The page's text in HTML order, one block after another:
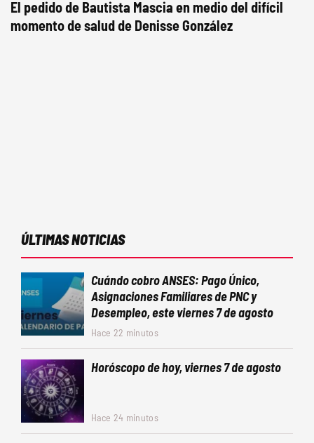
El pedido de Bautista Mascia en medio del difícil
momento de salud de Denisse González
ÚLTIMAS NOTICIAS
Cuándo cobro ANSES: Pago Único,
Asignaciones Familiares de PNC y
Desempleo, este viernes 7 de agosto
Hace 22 minutos
Horóscopo de hoy, viernes 7 de agosto
Hace 24 minutos